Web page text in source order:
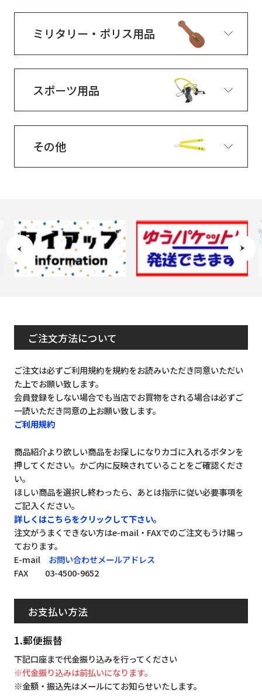
ミリタリー・ポリス用品
スポーツ用品
その他
ご注文方法について
ご注文は必ずご利用規約を規約をお読みいただき同意いただい
た上でお願い致します。
会員登録をしない場合でも当店でお買物をされる場合は必ずご
一読いただき同意の上お願い致します。
ご利用規約
商品紹介より欲しい商品をお探しになりカゴに入れるボタンを
押してください。かご内に反映されていることをご確認くださ
い。
ほしい商品を選択し終わったら、あとは指示に従い必要事項を
ご記入ください。
詳しくはこちらをクリックして下さい。
注文がうまくできない方はe-mail・FAXでのご注文もうけ賜っ
ております。
E-mail お問い合わせメールアドレス
FAX 03-4500-9652
お支払い方法
1.郵便振替
下記口座まで代金振り込みを行ってください
※代金振り込みは前払いになります。
※金額・振込先はメールにてお知らせいたします。